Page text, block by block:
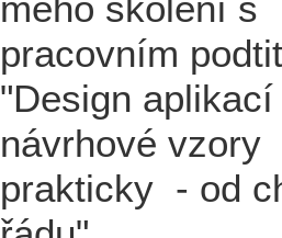
pracovním
"Design aplikací
návrhové vzory
prakticky - od